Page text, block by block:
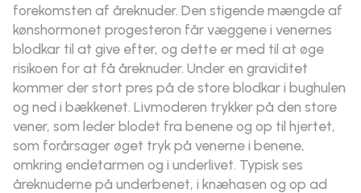
forekomsten af åreknuder. Den stigende mængde af
kønshormonet progesteron får væggene i venernes
blodkar til at give efter, og dette er med til at øge
risikoen for at få åreknuder. Under en graviditet
kommer der stort pres på de store blodkar i bughulen
og ned i bækkenet. Livmoderen trykker på den store
vener, som leder blodet fra benene og op til hjertet,
som forårsager øget tryk på venerne i benene,
omkring endetarmen og i underlivet. Typisk ses
åreknuderne på underbenet, i knæhasen og op ad